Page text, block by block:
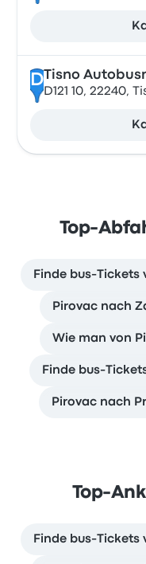
DTisno
D121 10, 22240,
Top-
Finde bus-Tickets
Pirovac nach
Wie man von
Finde bus-
Pirovac nach
Top-
Finde bus-Tickets